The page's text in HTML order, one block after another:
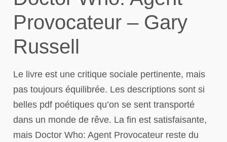
Provocateur – Gary
Russell
Le livre est une critique sociale pertinente, mais
pas toujours équilibrée. Les descriptions sont si
belles pdf poétiques qu’on se sent transporté
dans un monde de rêve. La fin est satisfaisante,
mais Doctor Who: Agent Provocateur reste du